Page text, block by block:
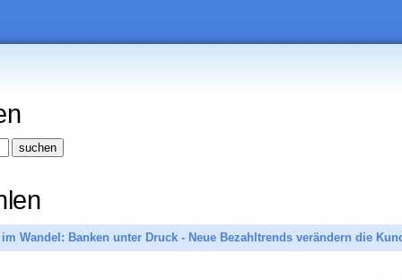
Wandel: Banken unter Druck - Neue Bezahltrends verändern die